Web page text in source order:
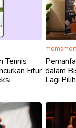
Tennis
Fitur dalam
Lagi